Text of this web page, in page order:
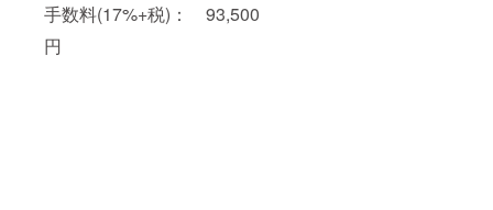
手数料(17%+税)： 93,500
円